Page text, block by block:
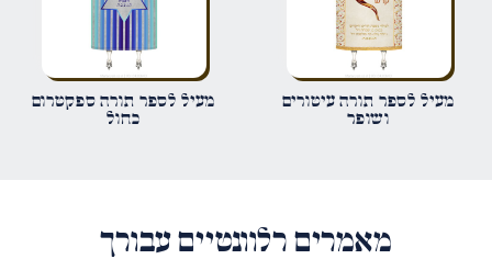
שמור בדפדפן זה את השם, האימייל והאתר שלי לפעם הבאה שאגיב.
מעיל לספר תורה עיטורים
ושופר
מעיל לספר תורה ספקטרום
כחול
מאמרים רלוונטיים עבורך